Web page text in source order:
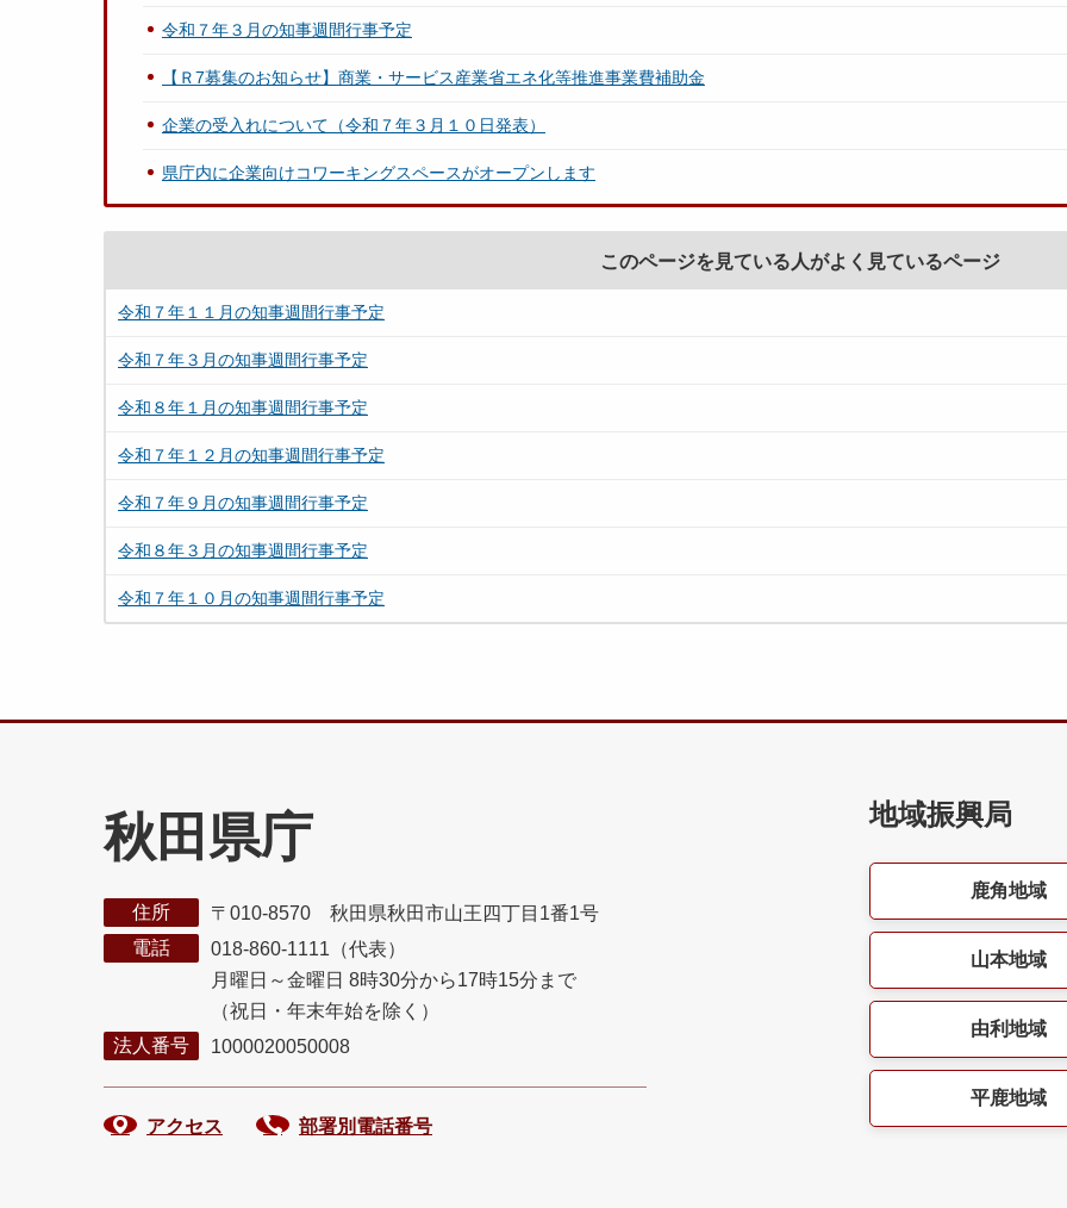
令和７年３月の知事週間行事予定
【Ｒ7募集のお知らせ】商業・サービス産業省エネ化等推進事業費補助金
企業の受入れについて（令和７年３月１０日発表）
県庁内に企業向けコワーキングスペースがオープンします
このページを見ている人がよく見ているページ
令和７年１１月の知事週間行事予定
令和７年３月の知事週間行事予定
令和８年１月の知事週間行事予定
令和７年１２月の知事週間行事予定
令和７年９月の知事週間行事予定
令和８年３月の知事週間行事予定
令和７年１０月の知事週間行事予定
秋田県庁
住所
〒010-8570 秋田県秋田市山王四丁目1番1号
電話
018-860-1111（代表）
月曜日～金曜日 8時30分から17時15分まで
（祝日・年末年始を除く）
法人番号
1000020050008
アクセス 部署別電話番号
地域振興局
鹿角地域
山本地域
由利地域
平鹿地域